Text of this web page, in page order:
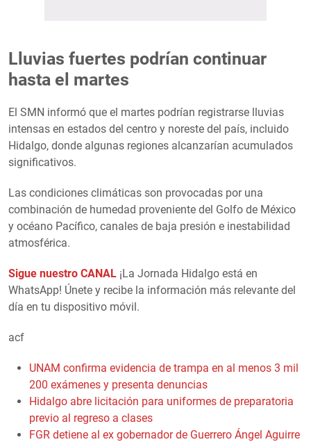
Lluvias fuertes podrían continuar
hasta el martes
El SMN informó que el martes podrían registrarse lluvias
intensas en estados del centro y noreste del país, incluido
Hidalgo, donde algunas regiones alcanzarían acumulados
significativos.
Las condiciones climáticas son provocadas por una
combinación de humedad proveniente del Golfo de México
y océano Pacífico, canales de baja presión e inestabilidad
atmosférica.
Sigue nuestro CANAL ¡La Jornada Hidalgo está en
WhatsApp! Únete y recibe la información más relevante del
día en tu dispositivo móvil.
acf
UNAM confirma evidencia de trampa en al menos 3 mil
200 exámenes y presenta denuncias
Hidalgo abre licitación para uniformes de preparatoria
previo al regreso a clases
FGR detiene al ex gobernador de Guerrero Ángel Aguirre